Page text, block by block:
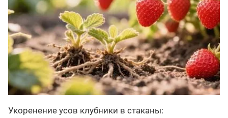
Укоренение усов клубники в стаканы: